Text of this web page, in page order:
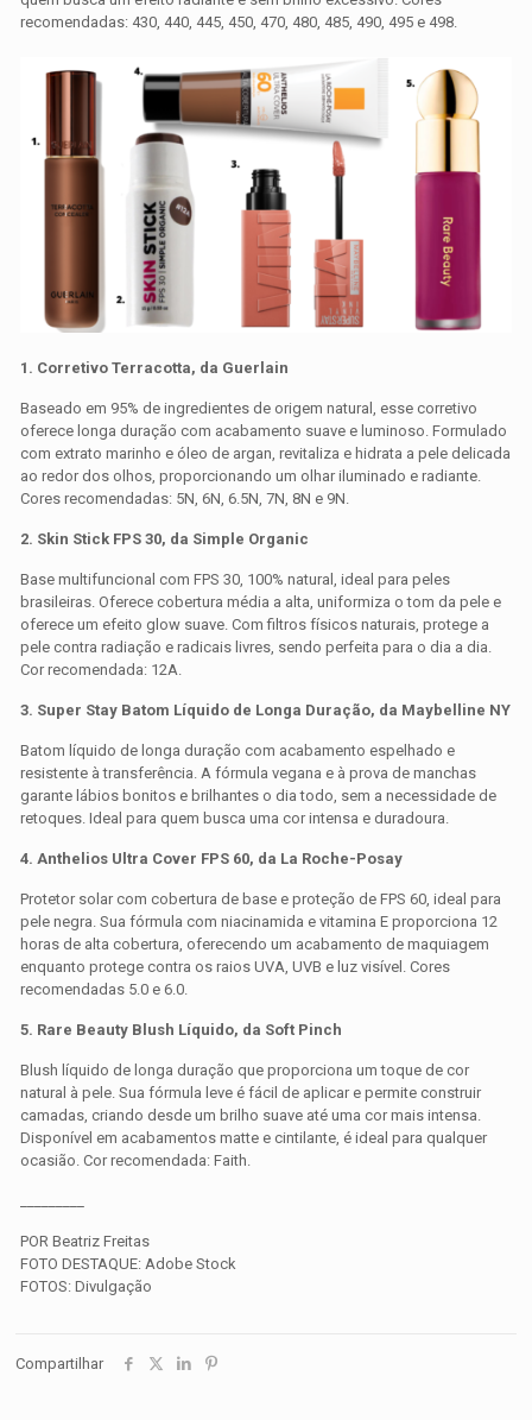
recomendadas: 430, 440, 445, 450, 470, 480, 485, 490, 495 e 498.
1. Corretivo Terracotta, da Guerlain
Baseado em 95% de ingredientes de origem natural, esse corretivo
oferece longa duração com acabamento suave e luminoso. Formulado
com extrato marinho e óleo de argan, revitaliza e hidrata a pele delicada
ao redor dos olhos, proporcionando um olhar iluminado e radiante.
Cores recomendadas: 5N, 6N, 6.5N, 7N, 8N e 9N.
2. Skin Stick FPS 30, da Simple Organic
Base multifuncional com FPS 30, 100% natural, ideal para peles
brasileiras. Oferece cobertura média a alta, uniformiza o tom da pele e
oferece um efeito glow suave. Com filtros físicos naturais, protege a
pele contra radiação e radicais livres, sendo perfeita para o dia a dia.
Cor recomendada: 12A.
3. Super Stay Batom Líquido de Longa Duração, da Maybelline NY
Batom líquido de longa duração com acabamento espelhado e
resistente à transferência. A fórmula vegana e à prova de manchas
garante lábios bonitos e brilhantes o dia todo, sem a necessidade de
retoques. Ideal para quem busca uma cor intensa e duradoura.
4. Anthelios Ultra Cover FPS 60, da La Roche-Posay
Protetor solar com cobertura de base e proteção de FPS 60, ideal para
pele negra. Sua fórmula com niacinamida e vitamina E proporciona 12
horas de alta cobertura, oferecendo um acabamento de maquiagem
enquanto protege contra os raios UVA, UVB e luz visível. Cores
recomendadas 5.0 e 6.0.
5. Rare Beauty Blush Líquido, da Soft Pinch
Blush líquido de longa duração que proporciona um toque de cor
natural à pele. Sua fórmula leve é fácil de aplicar e permite construir
camadas, criando desde um brilho suave até uma cor mais intensa.
Disponível em acabamentos matte e cintilante, é ideal para qualquer
ocasião. Cor recomendada: Faith.
POR Beatriz Freitas
FOTO DESTAQUE: Adobe Stock
FOTOS: Divulgação
Compartilhar